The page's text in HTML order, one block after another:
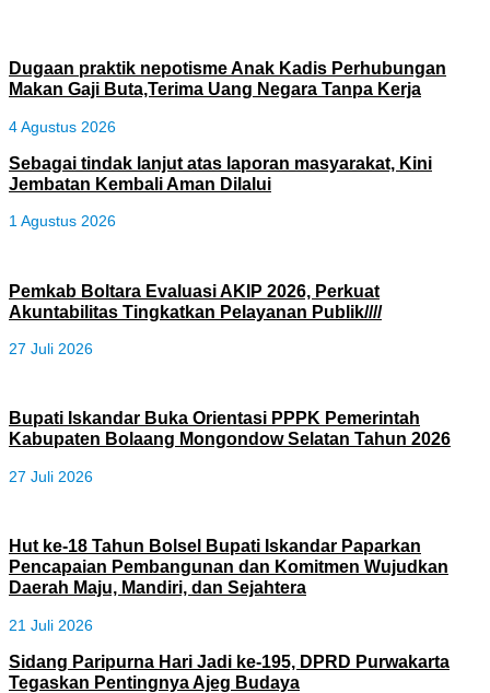
Dugaan praktik nepotisme Anak Kadis Perhubungan
Makan Gaji Buta,Terima Uang Negara Tanpa Kerja
4 Agustus 2026
Sebagai tindak lanjut atas laporan masyarakat, Kini
Jembatan Kembali Aman Dilalui
1 Agustus 2026
Pemkab Boltara Evaluasi AKIP 2026, Perkuat
Akuntabilitas Tingkatkan Pelayanan Publik////
27 Juli 2026
Bupati Iskandar Buka Orientasi PPPK Pemerintah
Kabupaten Bolaang Mongondow Selatan Tahun 2026
27 Juli 2026
Hut ke-18 Tahun Bolsel Bupati Iskandar Paparkan
Pencapaian Pembangunan dan Komitmen Wujudkan
Daerah Maju, Mandiri, dan Sejahtera
21 Juli 2026
Sidang Paripurna Hari Jadi ke-195, DPRD Purwakarta
Tegaskan Pentingnya Ajeg Budaya